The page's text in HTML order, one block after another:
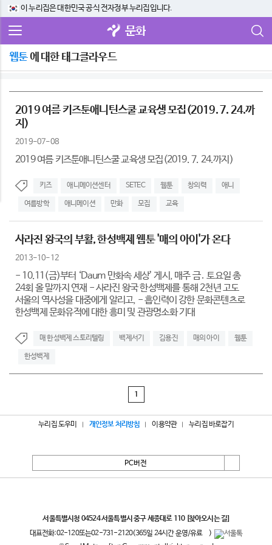
이 누리집은 대한민국 공식 전자정부 누리집입니다.
문화
웹툰에 대한 태그클라우드
2019 여름 키즈툰애니틴스쿨 교육생 모집(2019. 7. 24.까
지)
2019-07-08
2019 여름 키즈툰애니틴스쿨 교육생 모집(2019. 7. 24.까지)
키즈 애니메이션센터 SETEC 웹툰 창의력 애니
여름방학 애니메이션 만화 모집 교육
사라진 왕국의 부활, 한성백제 웹툰 '매의 아이'가 온다
2013-10-12
- 10.11(금)부터 ‘Daum 만화속 세상’ 게시, 매주 금․ 토요일 총
24회 올 말까지 연재 - 사라진 왕국 한성백제를 통해 2천년 고도
서울의 역사성을 대중에게 알리고, - 흡인력이 강한 문화콘텐츠로
한성백제 문화유적에 대한 흥미 및 관광명소화 기대
매 한성백제 스토리텔링 백제서기 김용진 매의 아이 웹툰
한성백제
1
누리집 도우미 개인정보 처리방침 이용약관 누리집 바로잡기
PC버전
서울특별시청 04524 서울특별시 중구 세종대로 110 [찾아오시는 길]
대표전화:02-120또는02-731-2120(365일 24시간 운영/유료
)